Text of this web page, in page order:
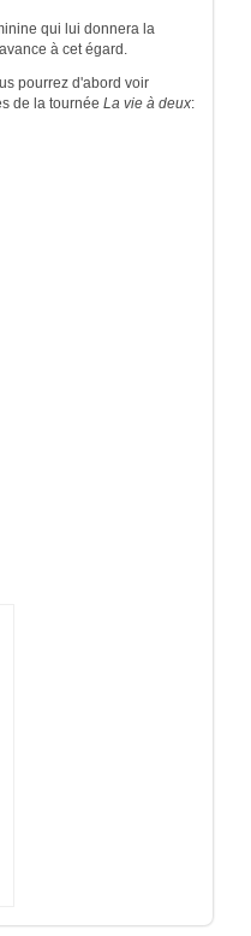
qui lui donnera la
à cet égard.
pourrez d'abord voir
de la tournée La vie à deux: